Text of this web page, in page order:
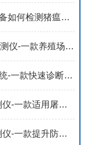
非洲猪瘟检测设备如何检测猪瘟病毒？还可以检测哪些畜牧类疾病？
非洲猪瘟PCR检测仪-一款养殖场日常抽检的非洲猪瘟检测仪2024顺丰包邮
非洲猪瘟诊断系统-一款快速诊断畜牧类疾病的非洲猪瘟快速筛查系统2024
pcr非洲猪瘟检测仪-一款适用屠宰环节的猪病检测仪器2024全+境+派+送
非洲猪瘟pcr检测仪-一款提升防控水平的实时荧光定量PCR系统2024全+境+派+送